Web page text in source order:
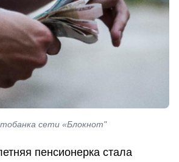
сети «Блокнот"
пенсионерка стала